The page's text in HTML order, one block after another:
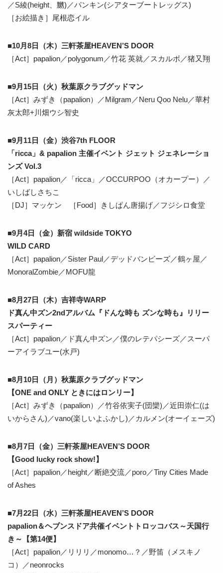
／S綾(height、嬲)／パンキン(シアターブートレッグス)
［お絵描き］尾根恋イル
■10月8日（木）三軒茶屋HEAVEN’S DOOR
［Act］papalion／polygonum／竹花 英就／スカルボ／猪又翔
■9月15日（火）秋葉原クラブグッドマン
［Act］みずき（papalion）／Milgram／Neru Qoo Nelu／華村
灰太郎+川畑ウシ智史
■9月11日（金）渋谷7th FLOOR
「ricca」& papalion 主催イベント ジェット ジェネレーショ
ンズ Vol.3
［Act］papalion／「ricca」／OCCURPOO（オカープー）／
いしばしさちこ
［DJ］マッケン ［Food］きしぱん唐揚げ／フジシロ食堂
■9月4日（金）新宿 wildside TOKYO
WILD CARD
［Act］papalion／Sister Paul／デッドバンビーズ／鶴ヶ屋／
MonoralZombie／MOFU龍
■8月27日（木）吉祥寺WARP
ド真ん中ズン2ndアルバム『ドんな時も ズンな時も』リリー
スパーティー
［Act］papalion／ド真ん中ズン／僕のレテパシーズ／スーパ
ーアイラブユー(水戸)
■8月10日（月）秋葉原クラブグッドマン
【ONE and ONLY ときにはロンリー】
［Act］みずき（papalion）／竹谷依実子(団欒)／近田崇仁(は
いからさん)／vano(楽しいよふかし)／カルメン(オーイェーズ)
■8月7日（金）三軒茶屋HEAVEN’S DOOR
【Good lucky rock show!】
［Act］papalion／height／断絶交流／poro／Tiny Cities Made
of Ashes
■7月22日（水）三軒茶屋HEAVEN’S DOOR
papalion＆ヘブンスドア共催イベントトロッコバス～天国行
き～【第14便】
［Act］papalion／リリリ／monomo…？／野笛（メスキノ
コ）／neonrocks